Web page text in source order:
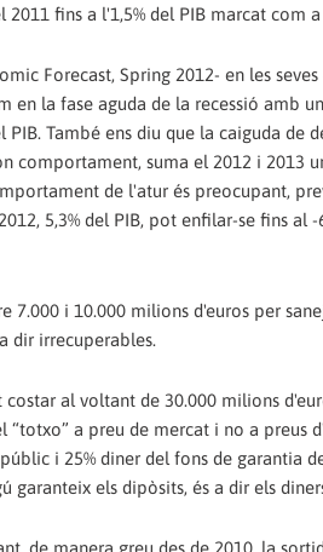
fins a l'1,5% del PIB marcat com
Forecast, Spring 2012- en les
en la fase aguda de la recessió amb
També ens diu que la caiguda de
comportament, suma el 2012 i 2013
de l'atur és preocupant,
5,3% del PIB, pot enfilar-se fins al
7.000 i 10.000 milions d'euros per
dir irrecuperables.
al voltant de 30.000 milions
a preu de mercat i no a preus
i 25% diner del fons de garantia
els dipòsits, és a dir els